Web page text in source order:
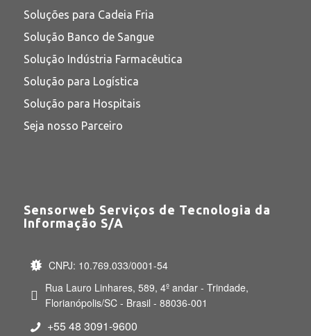
Soluções para Cadeia Fria
Solução Banco de Sangue
Solução Indústria Farmacêutica
Solução para Logística
Solução para Hospitais
Seja nosso Parceiro
Sensorweb Serviços de Tecnologia da
Informação S/A
CNPJ: 10.769.033/0001-54
Rua Lauro Linhares, 589, 4º andar - Trindade,
Florianópolis/SC - Brasil - 88036-001
+55 48 3091-9600